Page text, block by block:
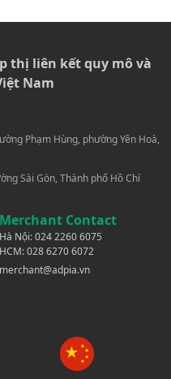
thị liên kết quy mô và
Nam
Phạm Hùng, phường Yên Hoà,
Sài Gòn, Thành phố Hồ Chí
Merchant Contact
Hà Nội:024 2260 6075
HCM:028 6270 6072
merchant@adpia.vn